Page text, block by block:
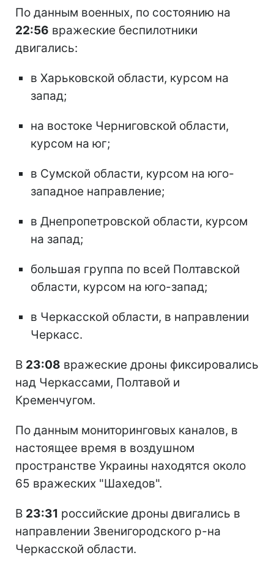
По данным военных, по состоянию на
22:56 вражеские беспилотники
двигались:
в Харьковской области, курсом на
запад;
на востоке Черниговской области,
курсом на юг;
в Сумской области, курсом на юго-
западное направление;
в Днепропетровской области, курсом
на запад;
большая группа по всей Полтавской
области, курсом на юго-запад;
в Черкасской области, в направлении
Черкасс.
В 23:08 вражеские дроны фиксировались
над Черкассами, Полтавой и
Кременчугом.
По данным мониторинговых каналов, в
настоящее время в воздушном
пространстве Украины находятся около
65 вражеских "Шахедов".
В 23:31 российские дроны двигались в
направлении Звенигородского р-на
Черкасской области.